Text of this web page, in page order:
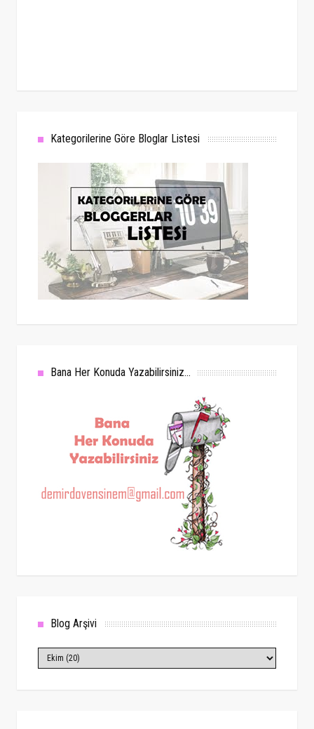
Kategorilerine Göre Bloglar Listesi
Bana Her Konuda Yazabilirsiniz...
Blog Arşivi